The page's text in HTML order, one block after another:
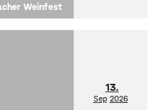
Weinfest
13.
Sep 2026